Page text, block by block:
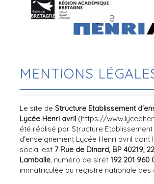
MENTIONS
Le site de Structure Etablissement
Lycée Henri avril (https://
été réalisé par Structure Etablissement
d'enseignement Lycée Henri avril dont
social est 7 Rue de Dinard, BP 40219,
Lamballe, numéro de siret192 201 960
immatriculée au registre nationale des